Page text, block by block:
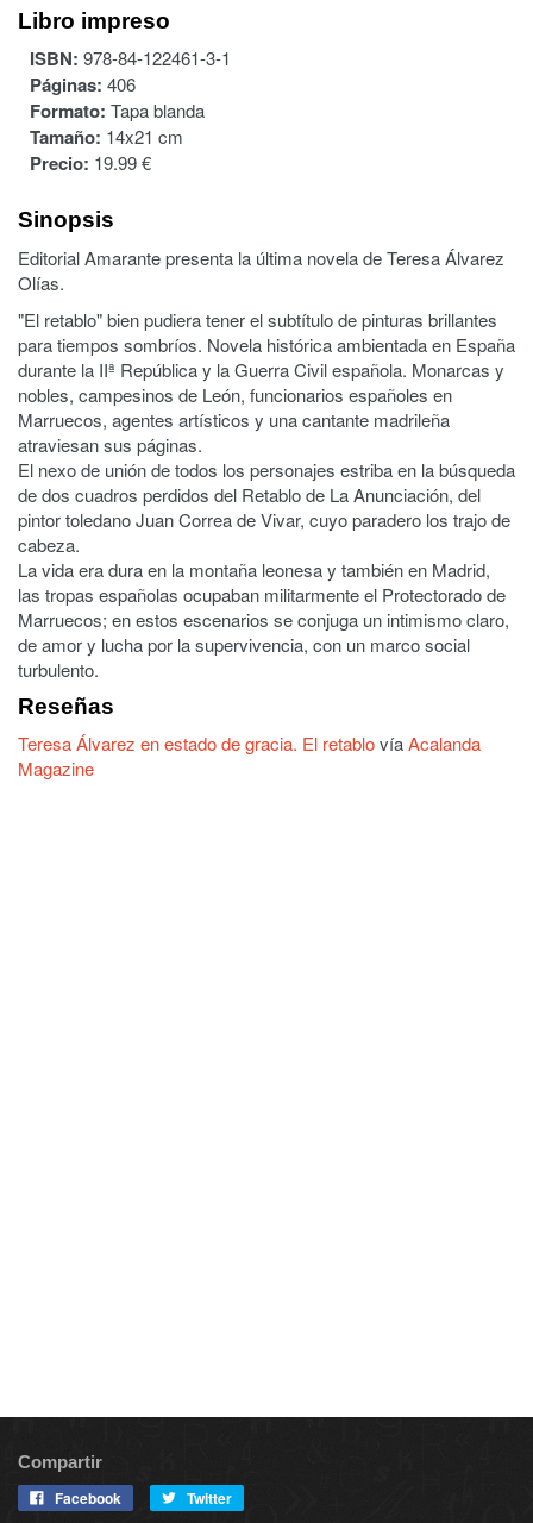
Libro impreso
ISBN: 978-84-122461-3-1
Páginas: 406
Formato: Tapa blanda
Tamaño: 14x21 cm
Precio: 19.99 €
Sinopsis
Editorial Amarante presenta la última novela de Teresa Álvarez
Olías.
"El retablo" bien pudiera tener el subtítulo de pinturas brillantes
para tiempos sombríos. Novela histórica ambientada en España
durante la IIª República y la Guerra Civil española. Monarcas y
nobles, campesinos de León, funcionarios españoles en
Marruecos, agentes artísticos y una cantante madrileña
atraviesan sus páginas.
El nexo de unión de todos los personajes estriba en la búsqueda
de dos cuadros perdidos del Retablo de La Anunciación, del
pintor toledano Juan Correa de Vivar, cuyo paradero los trajo de
cabeza.
La vida era dura en la montaña leonesa y también en Madrid,
las tropas españolas ocupaban militarmente el Protectorado de
Marruecos; en estos escenarios se conjuga un intimismo claro,
de amor y lucha por la supervivencia, con un marco social
turbulento.
Reseñas
Teresa Álvarez en estado de gracia. El retablovíaAcalanda
Magazine
Compartir
Facebook Twitter